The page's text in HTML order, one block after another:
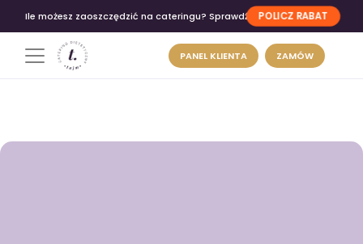
Ile możesz zaoszczędzić na cateringu? Sprawdź POLICZ RABAT
PANEL KLIENTA ZAMÓW